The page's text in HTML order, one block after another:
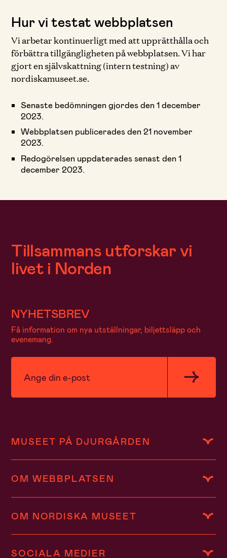
Hur vi testat webbplatsen
Vi arbetar kontinuerligt med att upprätthålla och
förbättra tillgängligheten på webbplatsen. Vi har
gjort en självskattning (intern testning) av
nordiskamuseet.se.
Senaste bedömningen gjordes den 1 december
2023.
Webbplatsen publicerades den 21 november
2023.
Redogörelsen uppdaterades senast den 1
december 2023.
Tillsammans utforskar vi
livet i Norden
NYHETSBREV
Få information om nya utställningar, biljettsläpp och
evenemang.
MUSEET PÅ DJURGÅRDEN
OM WEBBPLATSEN
OM NORDISKA MUSEET
SOCIALA MEDIER